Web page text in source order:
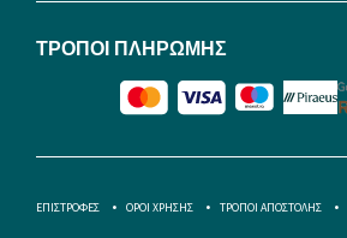
ΤΡΟΠΟΙ ΠΛΗΡΩΜΗΣ
ΕΠΙΣΤΡΟΦΕΣ ΟΡΟΙ ΧΡΗΣΗΣ ΤΡΟΠΟΙ ΑΠΟΣΤΟΛΗΣ